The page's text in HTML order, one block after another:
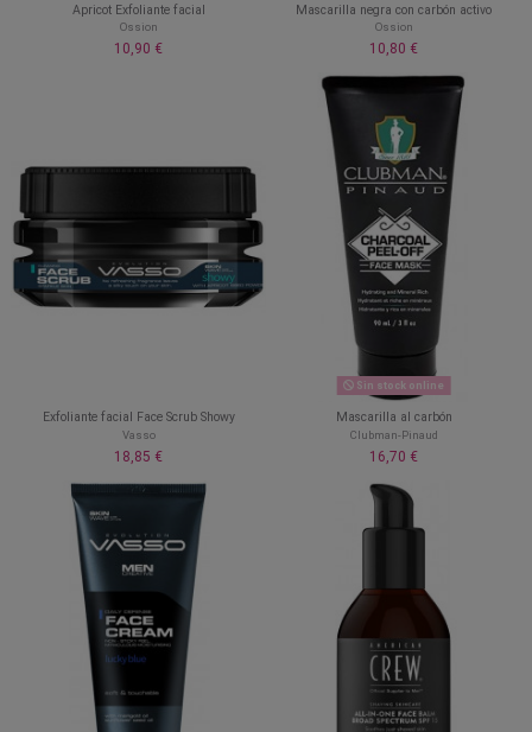
Apricot Exfoliante facial
Ossion
10,90 €
Mascarilla negra con carbón activo
Ossion
10,80 €
Exfoliante facial Face Scrub Showy
Vasso
18,85 €
Sin stock online
Mascarilla al carbón
Clubman-Pinaud
16,70 €